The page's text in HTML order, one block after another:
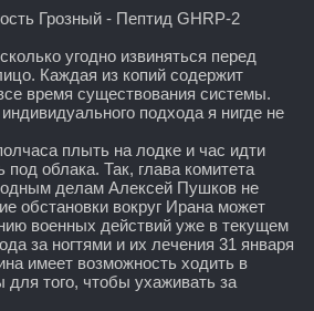
Грозный - Пептид GHRP-2
угодно извиняться перед
Каждая из копий содержит
время существования системы.
подхода я нигде не
плыть на лодке и час идти
под облака. Так, глава комитета
делам Алексей Пушков не
обстановки вокруг Ирана может
военных действий уже в текущем
за ногтями и их лечения 31 января
имеет возможность ходить в
для того, чтобы ухаживать за